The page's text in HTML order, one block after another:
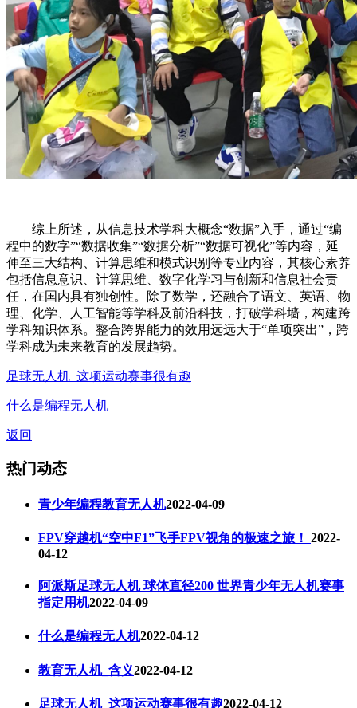
综上所述，从信息技术学科大概念“数据”入手，通过“编
程中的数字”“数据收集”“数据分析”“数据可视化”等内容，延
伸至三大结构、计算思维和模式识别等专业内容，其核心素养
包括信息意识、计算思维、数字化学习与创新和信息社会责
任，在国内具有独创性。除了数学，还融合了语文、英语、物
理、化学、人工智能等学科及前沿科技，打破学科墙，构建跨
学科知识体系。整合跨界能力的效用远远大于“单项突出”，跨
学科成为未来教育的发展趋势。
足球无人机_这项运动赛事很有趣
什么是编程无人机
返回
热门动态
青少年编程教育无人机2022-04-09
FPV穿越机“空中F1”飞手FPV视角的极速之旅！ 2022-
04-12
阿派斯足球无人机 球体直径200 世界青少年无人机赛事
指定用机2022-04-09
什么是编程无人机2022-04-12
教育无人机_含义2022-04-12
足球无人机_这项运动赛事很有趣2022-04-12